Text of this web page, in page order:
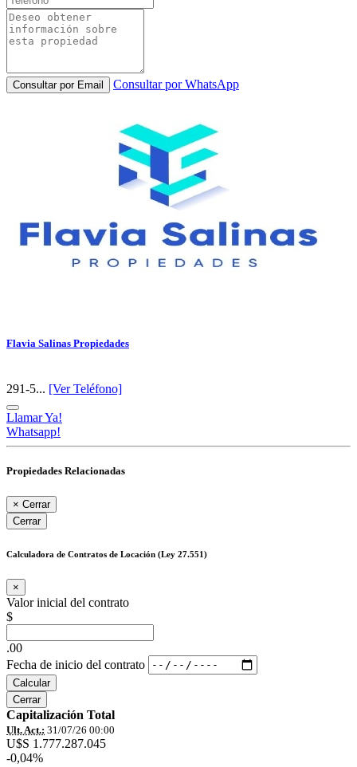
Consultar por Email Consultar por WhatsApp
Flavia Salinas Propiedades
291-5... [Ver Teléfono]
Llamar Ya!
Whatsapp!
Propiedades Relacionadas
× Cerrar
Cerrar
Calculadora de Contratos de Locación (Ley 27.551)
×
Valor inicial del contrato
$
.00
Fecha de inicio del contrato
Calcular
Cerrar
Capitalización Total
Ult. Act.: 31/07/26 00:00
U$S 1.777.287.045
-0,04%